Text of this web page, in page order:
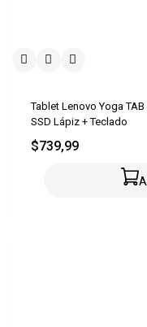
Tablet Lenovo Yoga
SSD Lápiz + Teclado
$739,99